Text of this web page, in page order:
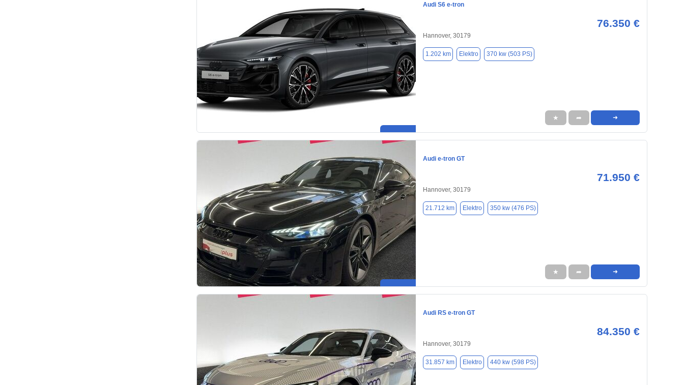
Audi S6 e-tron
76.350 €
Hannover, 30179
1.202 km Elektro 370 kw (503 PS)
★ ➦ ➜
Audi e-tron GT
71.950 €
Hannover, 30179
21.712 km Elektro 350 kw (476 PS)
★ ➦ ➜
Audi RS e-tron GT
84.350 €
Hannover, 30179
31.857 km Elektro 440 kw (598 PS)